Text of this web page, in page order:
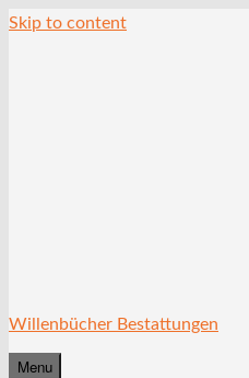
Skip to content
Willenbücher Bestattungen
Menu